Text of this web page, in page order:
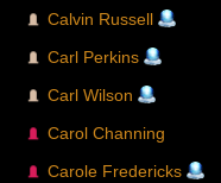
Calvin Russell
Carl Perkins
Carl Wilson
Carol Channing
Carole Fredericks